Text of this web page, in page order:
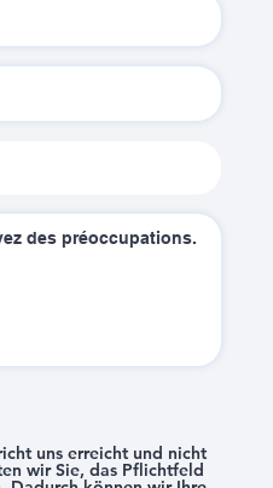
uns erreicht und nicht
wir Sie, das Pflichtfeld